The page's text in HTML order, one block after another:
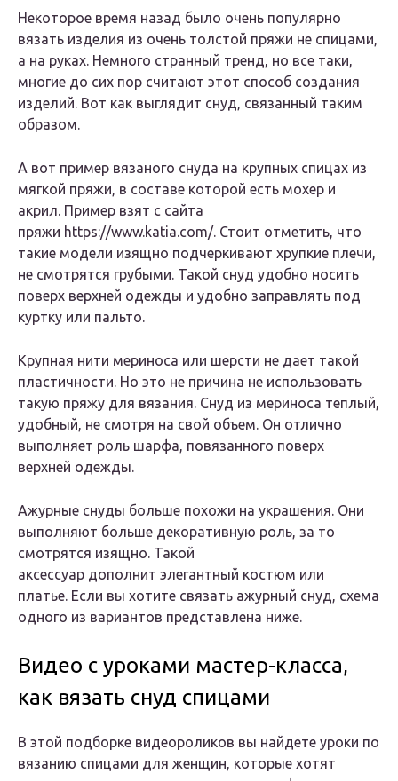
Некоторое время назад было очень популярно
вязать изделия из очень толстой пряжи не спицами,
а на руках. Немного странный тренд, но все таки,
многие до сих пор считают этот способ создания
изделий. Вот как выглядит снуд, связанный таким
образом.
А вот пример вязаного снуда на крупных спицах из
мягкой пряжи, в составе которой есть мохер и
акрил. Пример взят с сайта
пряжи https://www.katia.com/. Стоит отметить, что
такие модели изящно подчеркивают хрупкие плечи,
не смотрятся грубыми. Такой снуд удобно носить
поверх верхней одежды и удобно заправлять под
куртку или пальто.
Крупная нити мериноса или шерсти не дает такой
пластичности. Но это не причина не использовать
такую пряжу для вязания. Снуд из мериноса теплый,
удобный, не смотря на свой объем. Он отлично
выполняет роль шарфа, повязанного поверх
верхней одежды.
Ажурные снуды больше похожи на украшения. Они
выполняют больше декоративную роль, за то
смотрятся изящно. Такой
аксессуар дополнит элегантный костюм или
платье. Если вы хотите связать ажурный снуд, схема
одного из вариантов представлена ниже.
Видео с уроками мастер-класса,
как вязать снуд спицами
В этой подборке видеороликов вы найдете уроки по
вязанию спицами для женщин, которые хотят